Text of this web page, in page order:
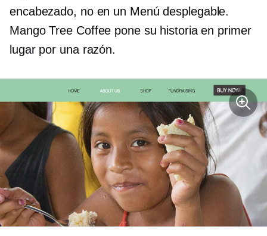
encabezado, no en un Menú desplegable.
Mango Tree Coffee pone su historia en primer
lugar por una razón.